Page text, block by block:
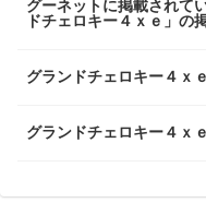
グーネットに掲載されて
ドチェロキー４ｘｅ」の
グランドチェロキー４ｘ
グランドチェロキー４ｘ